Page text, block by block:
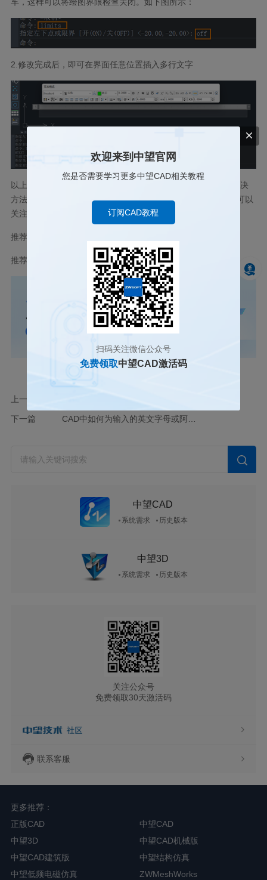
车，这样可以将绘图界限检查关闭。如下图所示：
2.修改完成后，即可在界面任意位置插入多行文字
以上就是CAD提示'选取点超出限界，请选取另一点'的原因及解决
方法，希望对您有所帮助，如果您想要了解更多的CAD知识，可以
关注
官网和官方公众号！
推荐阅读：
推荐阅读： 国产正版CAD
上一篇
下一篇 CAD中如何为输入的英文字母或阿拉伯数字实现换行操作？
中望CAD
系统需求 历史版本
中望3D
系统需求 历史版本
关注公众号
免费领取30天激活码
联系客服
更多推荐：
正版CAD
中望CAD
中望3D
中望CAD机械版
中望CAD建筑版
中望结构仿真
中望低频电磁仿真
ZWMeshWorks
欢迎来到中望官网
您是否需要学习更多中望CAD相关教程
订阅CAD教程
扫码关注微信公众号
免费领取中望CAD激活码